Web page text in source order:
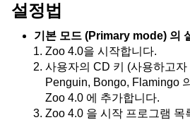
설정법
기본 모드 (Primary mode) 의
Zoo 4.0을 시작합니다.
사용자의 CD 키 (사용하고
Penguin, Bongo, Flamingo
Zoo 4.0 에 추가합니다.
Zoo 4.0 을 시작 프로그램 목